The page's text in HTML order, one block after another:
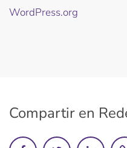
WordPress.org
Compartir en